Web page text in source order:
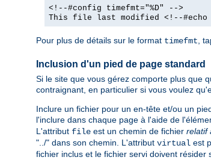
<!--#config timefmt="%D" -->
This file last modified <!--#echo
Pour plus de détails sur le format timefmt ,
Inclusion d'un pied de page standard
Si le site que vous gérez comporte plus que
contraignant, en particulier si vous voulez
Inclure un fichier pour un en-tête et/ou un
l'inclure dans chaque page à l'aide de
L'attribut file est un chemin de fichier relatif
"../" dans son chemin. L'attribut virtual est
fichier inclus et le fichier servi doivent résider